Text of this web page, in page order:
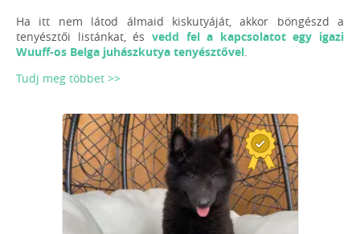
Ha itt nem látod álmaid kiskutyáját, akkor böngészd a
tenyésztői listánkat, és vedd fel a kapcsolatot egy igazi
Wuuff-os Belga juhászkutya tenyésztővel.
Tudj meg többet >>